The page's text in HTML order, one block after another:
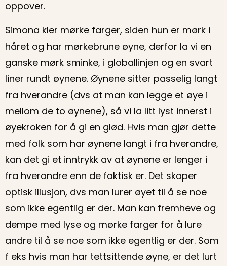
oppover.
Simona kler mørke farger, siden hun er mørk i
håret og har mørkebrune øyne, derfor la vi en
ganske mørk sminke, i globallinjen og en svart
liner rundt øynene. Øynene sitter passelig langt
fra hverandre (dvs at man kan legge et øye i
mellom de to øynene), så vi la litt lyst innerst i
øyekroken for å gi en glød. Hvis man gjør dette
med folk som har øynene langt i fra hverandre,
kan det gi et inntrykk av at øynene er lenger i
fra hverandre enn de faktisk er. Det skaper
optisk illusjon, dvs man lurer øyet til å se noe
som ikke egentlig er der. Man kan fremheve og
dempe med lyse og mørke farger for å lure
andre til å se noe som ikke egentlig er der. Som
f eks hvis man har tettsittende øyne, er det lurt